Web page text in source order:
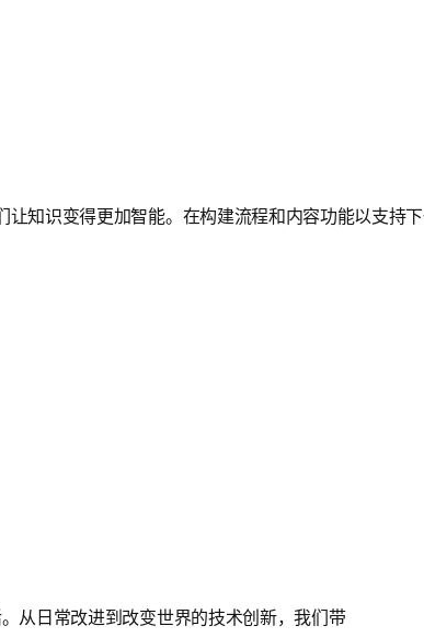
让知识变得更加智能。在构建流程和内容功能以支持下
从日常改进到改变世界的技术创新，我们带